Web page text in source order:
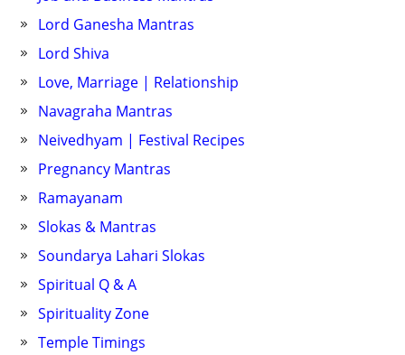
Lord Ganesha Mantras
Lord Shiva
Love, Marriage | Relationship
Navagraha Mantras
Neivedhyam | Festival Recipes
Pregnancy Mantras
Ramayanam
Slokas & Mantras
Soundarya Lahari Slokas
Spiritual Q & A
Spirituality Zone
Temple Timings